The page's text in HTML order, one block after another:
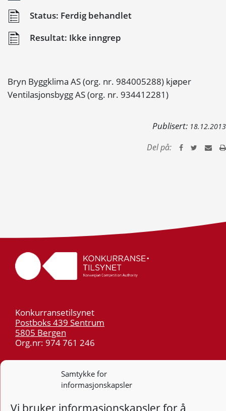
Samtykke for
informasjonskapsler
Vi bruker informasjonskapsler for å
Status: Ferdig behandlet
Resultat: Ikke inngrep
Bryn Byggklima AS (org. nr. 984005288) kjøper
Ventilasjonsbygg AS (org. nr. 934412281)
Publisert: 18.12.2013
Del på:
Konkurransetilsynet
Postboks 439 Sentrum
5805 Bergen
Org.nr: 974 761 246
55 59 75 00
post@kt.no